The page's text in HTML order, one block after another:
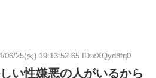
06/25(火) 19:13:52.65 ID:xXQyd8fq0
い性嫌悪の人がいるから